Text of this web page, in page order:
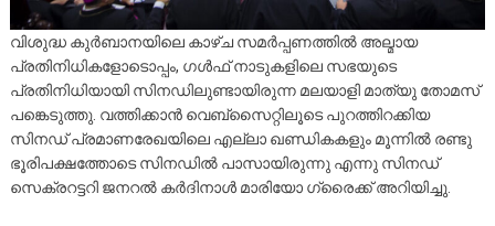
വിശുദ്ധ കുര്‍ബാനയിലെ കാഴ്ച സമര്‍പ്പണത്തില്‍ അല്മായ
പ്രതിനിധികളോടൊപ്പം, ഗള്‍ഫ്‌ നാടുകളിലെ സഭയുടെ
പ്രതിനിധിയായി സിനഡിലുണ്ടായിരുന്ന മലയാളി മാത്യു തോമസ്‌
പങ്കെടുത്തു. വത്തിക്കാന്‍ വെബ്സൈറ്റിലൂടെ പുറത്തിറക്കിയ
സിനഡ്‌ പ്രമാണരേഖയിലെ എല്ലാ ഖണ്ഡികകളും മൂന്നില്‍ രണ്ടു
ഭൂരിപക്ഷത്തോടെ സിനഡില്‍ പാസായിരുന്നു എന്നു സിനഡ്‌
സെക്രറട്ടറി ജനറല്‍ കര്‍ദിനാള്‍ മാരിയോ ഗ്രൈക്ക്‌ അറിയിച്ചു.